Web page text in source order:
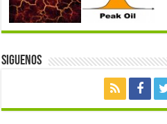
Siguenos